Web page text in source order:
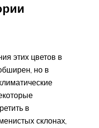
этих цветов в
но в
в
склонах,